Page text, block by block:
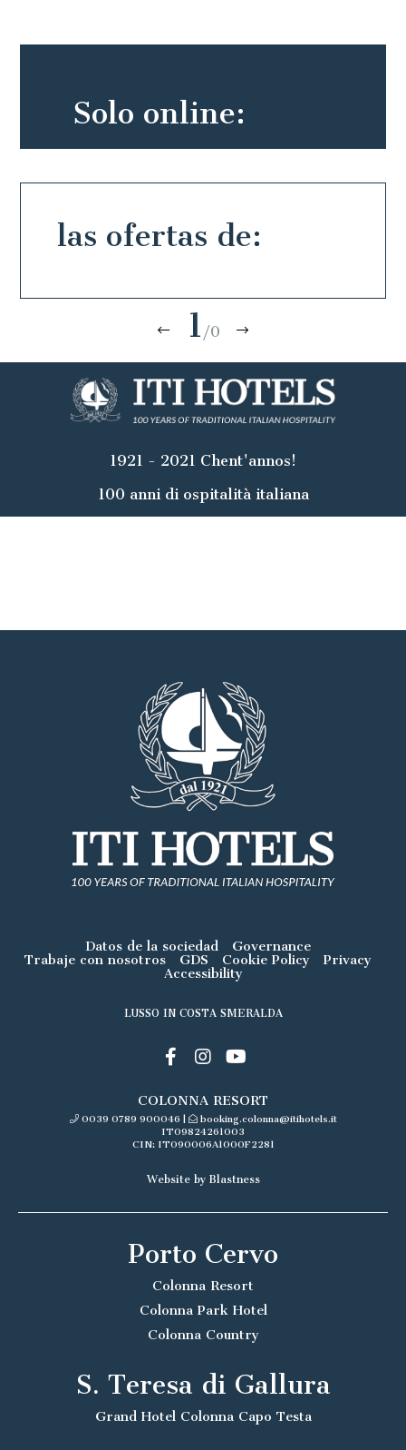
las ofertas de:
Solo online:
1 /0
1921 - 2021 Chent'annos!
100 anni di ospitalità italiana
Datos de la sociedad
Governance
Trabaje con nosotros
GDS Cookie Policy
Privacy
Accessibility
LUSSO IN COSTA SMERALDA
COLONNA RESORT
0039 0789 900046 |
booking.colonna@itihotels.it
IT09824261003
CIN: IT090006A1000F2281
Website by Blastness
Porto Cervo
Colonna Resort
Colonna Park Hotel
Colonna Country
S. Teresa di Gallura
Grand Hotel Colonna Capo Testa